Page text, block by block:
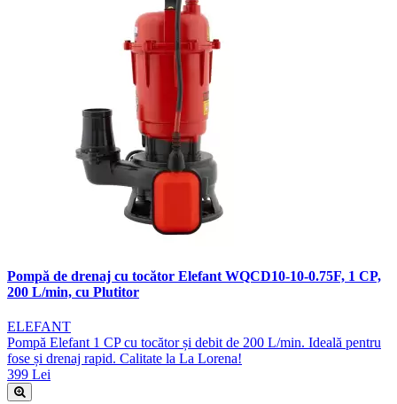
Pompă de drenaj cu tocător Elefant WQCD10-10-0.75F, 1 CP,
200 L/min, cu Plutitor
ELEFANT
Pompă Elefant 1 CP cu tocător și debit de 200 L/min. Ideală pentru
fose și drenaj rapid. Calitate la La Lorena!
399 Lei